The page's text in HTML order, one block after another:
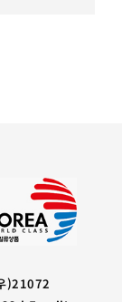
)21072